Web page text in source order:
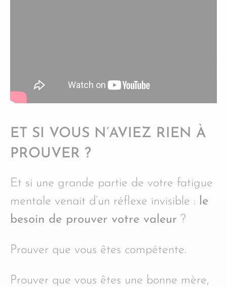
ET SI VOUS N’AVIEZ RIEN À
PROUVER ?
Et si une grande partie de votre fatigue
mentale venait d’un réflexe invisible :
le
besoin de prouver votre valeur ?
Prouver que vous êtes compétente.
Prouver que vous êtes une bonne mère,